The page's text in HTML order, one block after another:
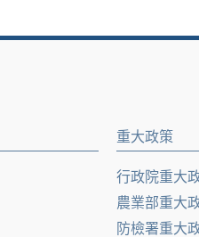
重大政策
行政院重大
農業部重大
防檢署重大